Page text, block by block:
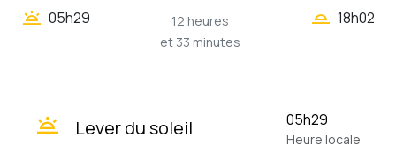
wb_twilight 05h29
12 heures
et 33 minutes
wb_twilight_2 18h02
wb_twilight Lever du soleil 05h29
Heure locale